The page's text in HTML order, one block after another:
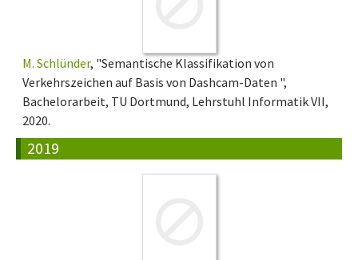
M. Schlünder, "Semantische Klassifikation von
Verkehrszeichen auf Basis von Dashcam-Daten ",
Bachelorarbeit, TU Dortmund, Lehrstuhl Informatik VII,
2020.
2019